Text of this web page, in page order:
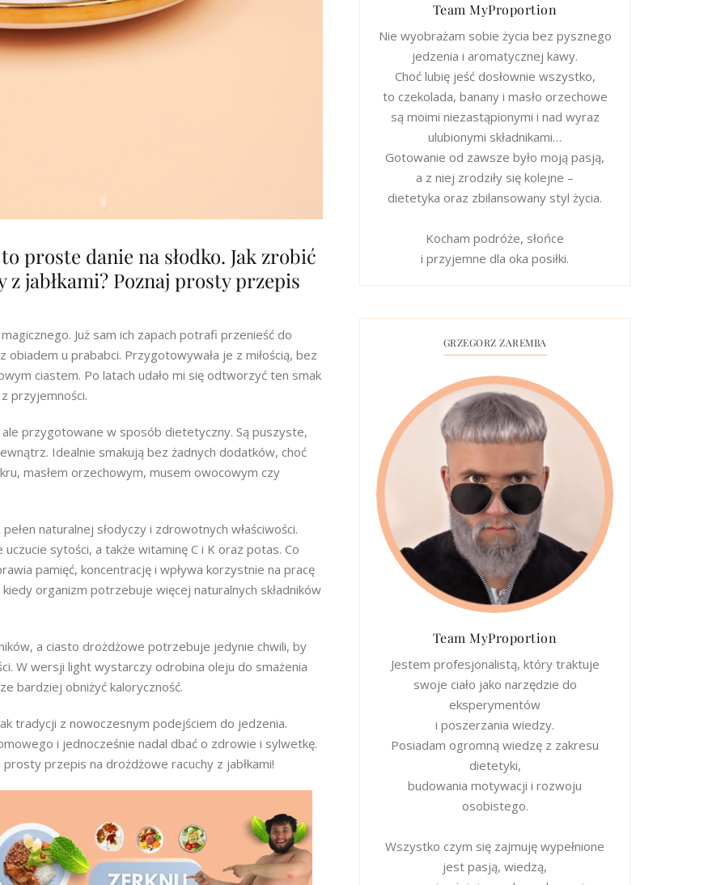
proste danie na słodko. Jak zrobić
jabłkami? Poznaj prosty przepis
Już sam ich zapach potrafi przenieść do
u prababci. Przygotowywała je z miłością, bez
ciastem. Po latach udało mi się odtworzyć ten smak
przyjemności.
ale przygotowane w sposób dietetyczny. Są puszyste,
Idealnie smakują bez żadnych dodatków, choć
masłem orzechowym, musem owocowym czy
naturalnej słodyczy i zdrowotnych właściwości.
sytości, a także witaminę C i K oraz potas. Co
pamięć, koncentrację i wpływa korzystnie na pracę
organizm potrzebuje więcej naturalnych składników
a ciasto drożdżowe potrzebuje jedynie chwili, by
W wersji light wystarczy odrobina oleju do smażenia
bardziej obniżyć kaloryczność.
tradycji z nowoczesnym podejściem do jedzenia.
i jednocześnie nadal dbać o zdrowie i sylwetkę.
przepis na drożdżowe racuchy z jabłkami!
Team MyProportion
Nie wyobrażam sobie życia bez pysznego
jedzenia i aromatycznej kawy.
Choć lubię jeść dosłownie wszystko,
to czekolada, banany i masło orzechowe
są moimi niezastąpionymi i nad wyraz
ulubionymi składnikami…
Gotowanie od zawsze było moją pasją,
a z niej zrodziły się kolejne –
dietetyka oraz zbilansowany styl życia.
Kocham podróże, słońce
i przyjemne dla oka posiłki.
GRZEGORZ ZAREMBA
Team MyProportion
Jestem profesjonalistą, który traktuje
swoje ciało jako narzędzie do
eksperymentów
i poszerzania wiedzy.
Posiadam ogromną wiedzę z zakresu
dietetyki,
budowania motywacji i rozwoju
osobistego.
Wszystko czym się zajmuję wypełnione
jest pasją, wiedzą,